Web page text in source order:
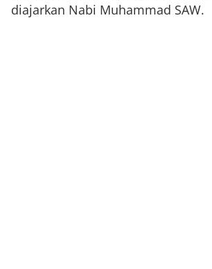
diajarkan Nabi Muhammad SAW.